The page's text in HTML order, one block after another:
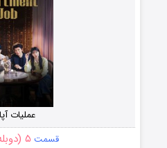
عملیات
قسمت ۵ (دوبله)